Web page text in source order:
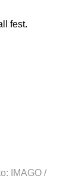
IMAGO /